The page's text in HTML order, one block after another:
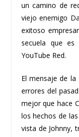
un camino de
viejo enemigo
exitoso
secuela que
YouTube Red.
El mensaje de
errores del
mejor que hace
los hechos de
vista de Johnny,